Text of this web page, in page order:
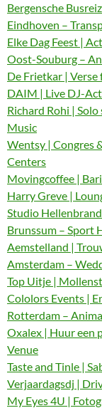
Bergensche
Eindhoven –
Elke Dag Feest |
Oost-Souburg –
De Frietkar | Verse
DAIM | Live DJ-
Richard Rohi |
Music
Wentsy | Congres
Centers
Movingcoffee |
Harry Greve |
Studio
Brunssum – Sport
Aemstelland |
Amsterdam –
Top Uitje |
Cololors Events |
Rotterdam –
Oxalex | Huur een
Venue
Taste and Tinle |
Verjaardagsdj |
My Eyes 4U |